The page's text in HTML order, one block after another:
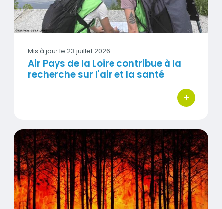
Mis à jour le 23 juillet 2026
Air Pays de la Loire contribue à la
recherche sur l'air et la santé
+
bouton
Feux de végétation et qualité de l'air : ce que confirme
Visuel